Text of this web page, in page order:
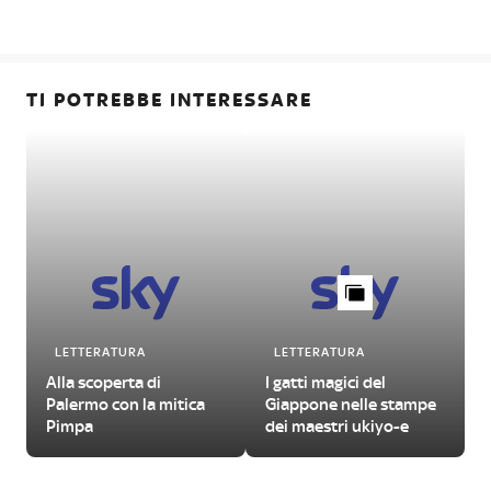
TI POTREBBE INTERESSARE
LETTERATURA
Alla scoperta di
Palermo con la mitica
Pimpa
LETTERATURA
I gatti magici del
Giappone nelle stampe
dei maestri ukiyo-e